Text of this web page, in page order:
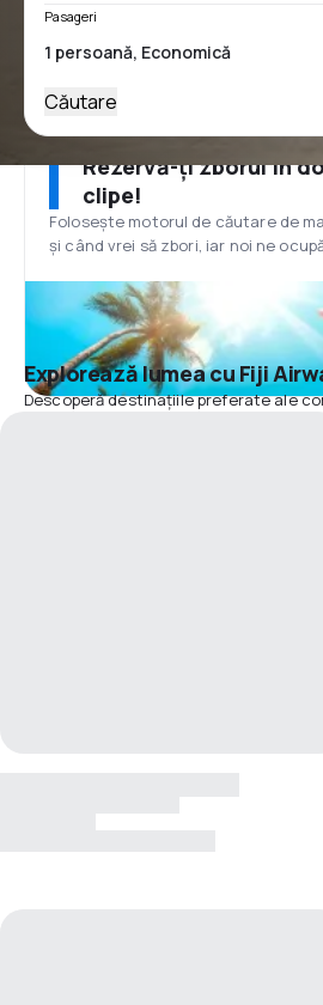
Pasageri
Căutare
Rezervă-ți zborul în
clipe!
Folosește motorul de căutare de
și când vrei să zbori, iar noi ne
Explorează lumea cu Fiji
Descoperă destinațiile preferate ale